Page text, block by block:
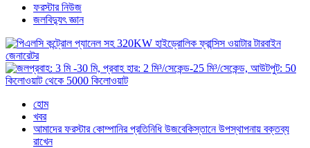
ফরস্টার নিউজ
জলবিদ্যুৎ জ্ঞান
হোম
খবর
আমাদের ফরস্টার কোম্পানির প্রতিনিধি উজবেকিস্তানে উপস্থাপনায় বক্তব্য
রাখেন